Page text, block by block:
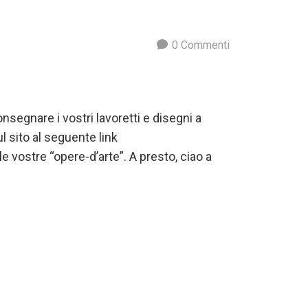
0 Commenti
i vostri lavoretti e disegni a
sito al seguente link
“opere-d’arte”. A presto, ciao a